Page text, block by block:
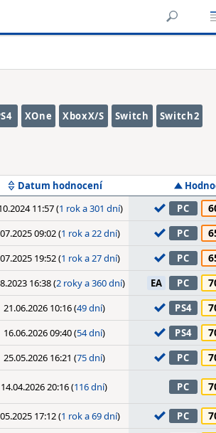
XOne XboxX/S Switch Switch2
Datum hodnocení
11:57 (1 rok a 301 dní) PC
09:02 (1 rok a 22 dní) PC
19:52 (1 rok a 27 dní) PC
16:38 (2 roky a 360 dní) EA PC
21.06.2026 10:16 (49 dní) PS4
16.06.2026 09:40 (54 dní) PS4
25.05.2026 16:21 (75 dní) PC
14.04.2026 20:16 (116 dní) PC
17:12 (1 rok a 69 dní) PC